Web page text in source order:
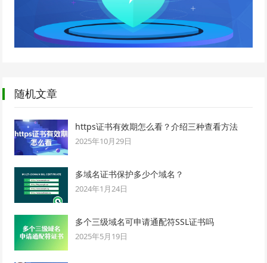
随机文章
https证书有效期怎么看？介绍三种查看方法
2025年10月29日
多域名证书保护多少个域名？
2024年1月24日
多个三级域名可申请通配符SSL证书吗
2025年5月19日